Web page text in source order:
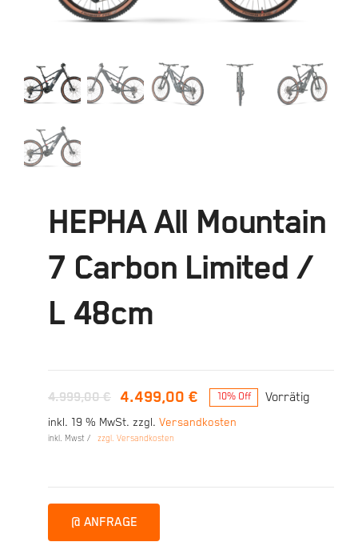
HEPHA All Mountain
7 Carbon Limited /
L 48cm
4.999,00€
Ursprünglicher
Preis
4.499,00€
Aktueller
Preis
10% Off Vorrätig
inkl. 19 % MwSt. zzgl. Versandkosten
inkl. Mwst / zzgl. Versandkosten
@ ANFRAGE